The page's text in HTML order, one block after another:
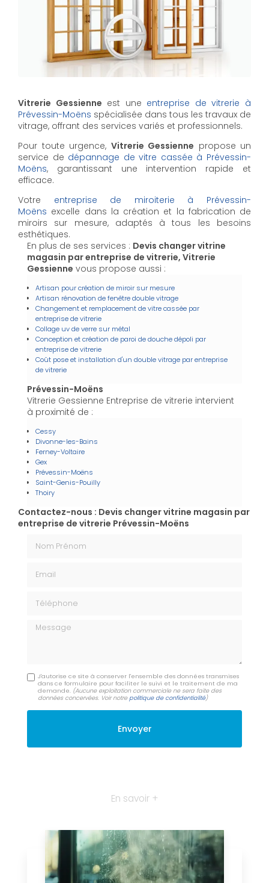
Vitrerie Gessienne est une entreprise de vitrerie à
Prévessin-Moëns spécialisée dans tous les travaux de
vitrage, offrant des services variés et professionnels.
Pour toute urgence, Vitrerie Gessienne propose un
service de dépannage de vitre cassée à Prévessin-
Moëns, garantissant une intervention rapide et
efficace.
Votre entreprise de miroiterie à Prévessin-
Moëns excelle dans la création et la fabrication de
miroirs sur mesure, adaptés à tous les besoins
esthétiques.
En plus de ses services : Devis changer vitrine
magasin par entreprise de vitrerie, Vitrerie
Gessienne vous propose aussi :
Artisan pour création de miroir sur mesure
Artisan rénovation de fenêtre double vitrage
Changement et remplacement de vitre cassée par
entreprise de vitrerie
Collage uv de verre sur métal
Conception et création de paroi de douche dépoli par
entreprise de vitrerie
Coût pose et installation d'un double vitrage par entreprise
de vitrerie
Prévessin-Moëns
Vitrerie Gessienne Entreprise de vitrerie intervient
à proximité de :
Cessy
Divonne-les-Bains
Ferney-Voltaire
Gex
Prévessin-Moëns
Saint-Genis-Pouilly
Thoiry
Contactez-nous : Devis changer vitrine magasin par
entreprise de vitrerie Prévessin-Moëns
Message
J'autorise ce site à conserver l'ensemble des données transmises
dans ce formulaire pour faciliter le suivi et le traitement de ma
demande. (Aucune exploitation commerciale ne sera faite des
données concervées. Voir notrepolitique de confidentialité)
En savoir +